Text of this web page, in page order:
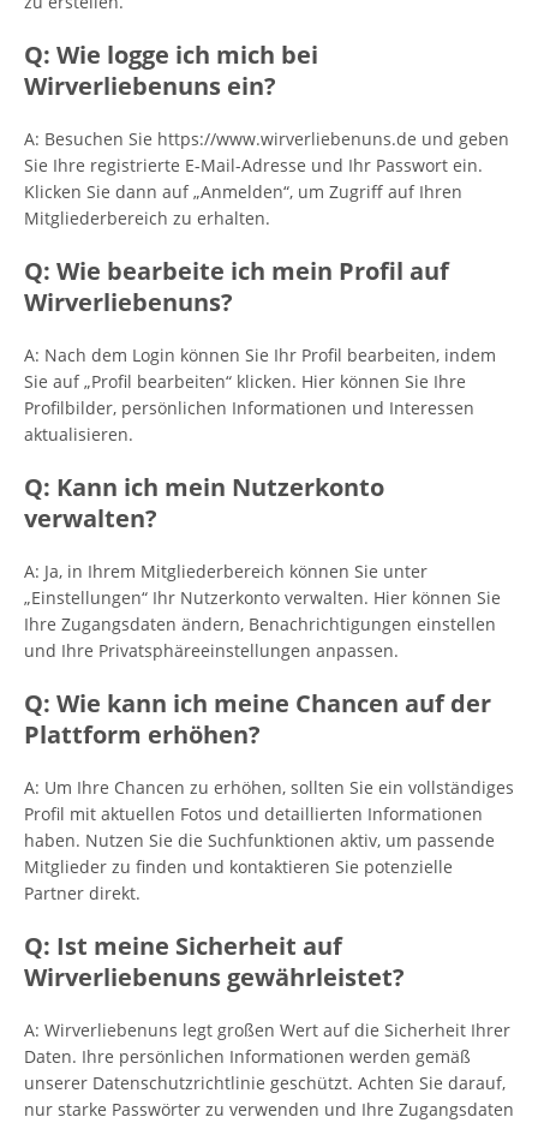
Q: Wie logge ich mich bei
Wirverliebenuns ein?
A: Besuchen Sie https://www.wirverliebenuns.de und geben
Sie Ihre registrierte E-Mail-Adresse und Ihr Passwort ein.
Klicken Sie dann auf „Anmelden“, um Zugriff auf Ihren
Mitgliederbereich zu erhalten.
Q: Wie bearbeite ich mein Profil auf
Wirverliebenuns?
A: Nach dem Login können Sie Ihr Profil bearbeiten, indem
Sie auf „Profil bearbeiten“ klicken. Hier können Sie Ihre
Profilbilder, persönlichen Informationen und Interessen
aktualisieren.
Q: Kann ich mein Nutzerkonto
verwalten?
A: Ja, in Ihrem Mitgliederbereich können Sie unter
„Einstellungen“ Ihr Nutzerkonto verwalten. Hier können Sie
Ihre Zugangsdaten ändern, Benachrichtigungen einstellen
und Ihre Privatsphäreeinstellungen anpassen.
Q: Wie kann ich meine Chancen auf der
Plattform erhöhen?
A: Um Ihre Chancen zu erhöhen, sollten Sie ein vollständiges
Profil mit aktuellen Fotos und detaillierten Informationen
haben. Nutzen Sie die Suchfunktionen aktiv, um passende
Mitglieder zu finden und kontaktieren Sie potenzielle
Partner direkt.
Q: Ist meine Sicherheit auf
Wirverliebenuns gewährleistet?
A: Wirverliebenuns legt großen Wert auf die Sicherheit Ihrer
Daten. Ihre persönlichen Informationen werden gemäß
unserer Datenschutzrichtlinie geschützt. Achten Sie darauf,
nur starke Passwörter zu verwenden und Ihre Zugangsdaten